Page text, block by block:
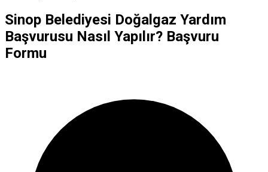
Sinop Belediyesi Doğalgaz Yardım
Başvurusu Nasıl Yapılır? Başvuru
Formu